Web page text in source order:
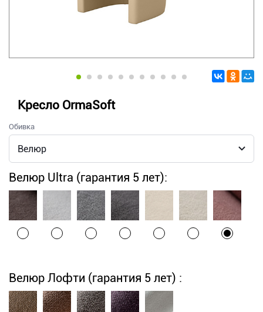
Кресло OrmaSoft
Обивка
Велюр Ultra (гарантия 5 лет):
Велюр Лофти (гарантия 5 лет) :